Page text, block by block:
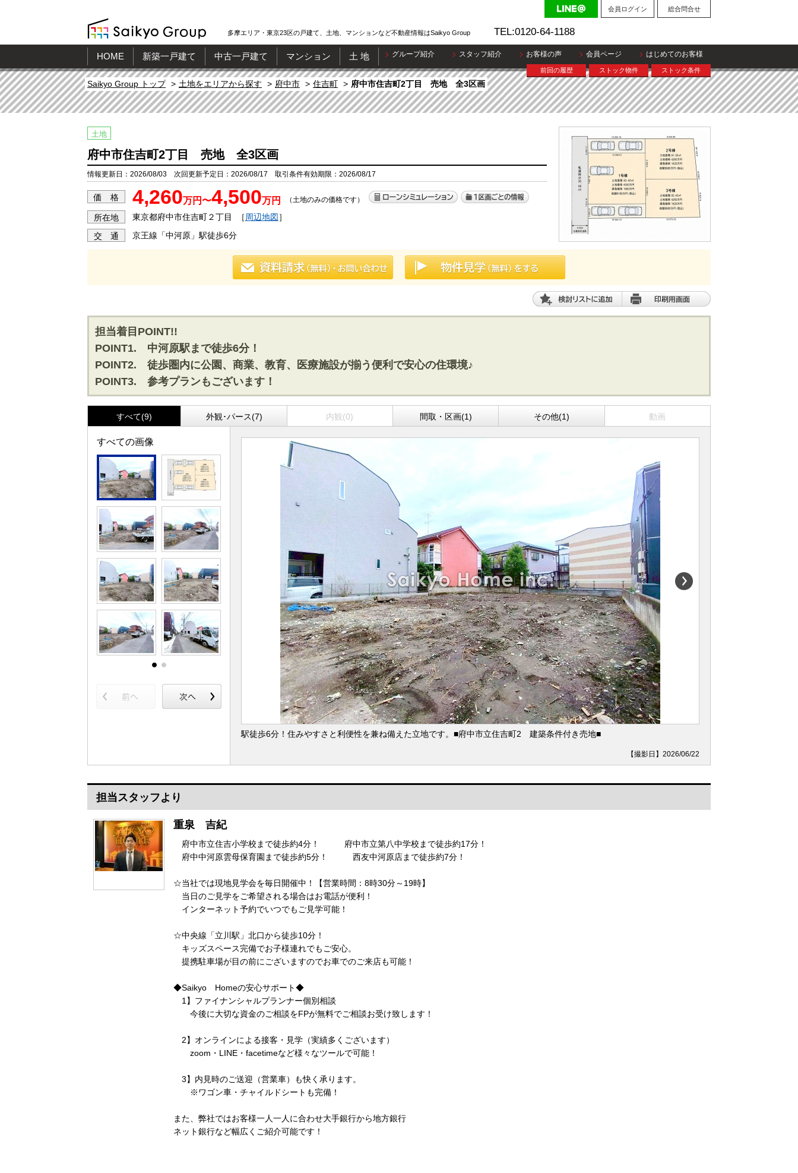
多摩エリア・東京23区の戸建て、土地、マンションなど不動産情報はSaikyo Group TEL:0120-64-1188
会員ログイン 総合問合せ
HOME 新築一戸建て 中古一戸建て マンション 土 地 グループ紹介 スタッフ紹介 お客様の声 会員ページ はじめてのお客様
前回の履歴 ストック物件 ストック条件
Saikyo Group トップ 土地をエリアから探す 府中市 住吉町 府中市住吉町2丁目 売地 全3区画
土地
府中市住吉町2丁目 売地 全3区画
情報更新日：2026/08/03 次回更新予定日：2026/08/17 取引条件有効期限：2026/08/17
価 格 4,260万円〜4,500万円 （土地のみの価格です）
所在地 東京都府中市住吉町２丁目 ［ 周辺地図］
交 通 京王線「中河原」駅徒歩6分
担当着目POINT!!
POINT1. 中河原駅まで徒歩6分！
POINT2. 徒歩圏内に公園、商業、教育、医療施設が揃う便利で安心の住環境♪
POINT3. 参考プランもございます！
すべて(9) 外観･パース(7) 内観(0) 間取・区画(1) その他(1) 動画
すべての画像
駅徒歩6分！住みやすさと利便性を兼ね備えた立地です。■府中市立住吉町2 建築条件付き売地■
【撮影日】2026/06/22
担当スタッフより
重泉 吉紀
府中市立住吉小学校まで徒歩約4分！ 府中市立第八中学校まで徒歩約17分！
府中中河原雲母保育園まで徒歩約5分！ 西友中河原店まで徒歩約7分！
☆当社では現地見学会を毎日開催中！【営業時間：8時30分～19時】
当日のご見学をご希望される場合はお電話が便利！
インターネット予約でいつでもご見学可能！
☆中央線「立川駅」北口から徒歩10分！
キッズスペース完備でお子様連れでもご安心。
提携駐車場が目の前にございますのでお車でのご来店も可能！
◆Saikyo Homeの安心サポート◆
1】ファイナンシャルプランナー個別相談
今後に大切な資金のご相談をFPが無料でご相談お受け致します！
2】オンラインによる接客・見学（実績多くございます）
zoom・LINE・facetimeなど様々なツールで可能！
3】内見時のご送迎（営業車）も快く承ります。
※ワゴン車・チャイルドシートも完備！
また、弊社ではお客様一人一人に合わせ大手銀行から地方銀行
ネット銀行など幅広くご紹介可能です！